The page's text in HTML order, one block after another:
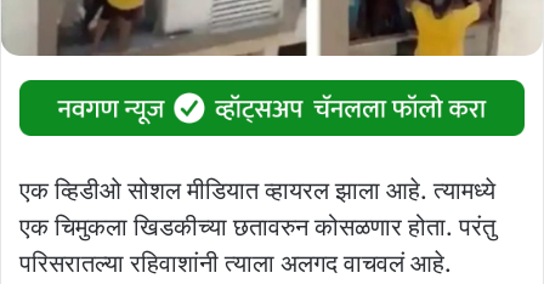
एक व्हिडीओ सोशल मीडियात व्हायरल झाला आहे. त्यामध्ये
एक चिमुकला खिडकीच्या छतावरुन कोसळणार होता. परंतु
परिसरातल्या रहिवाशांनी त्याला अलगद वाचवलं आहे.